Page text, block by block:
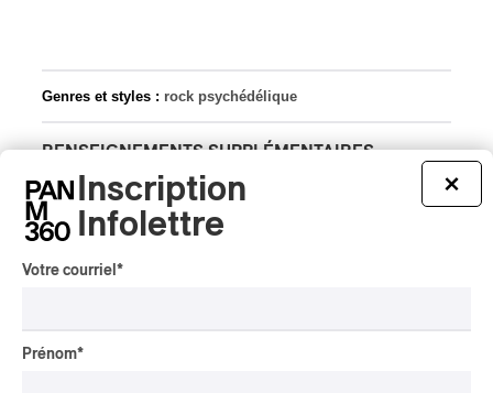
Genres et styles : rock psychédélique
RENSEIGNEMENTS SUPPLÉMENTAIRES
×
Inscription
Infolettre
Votre courriel *
Prénom*